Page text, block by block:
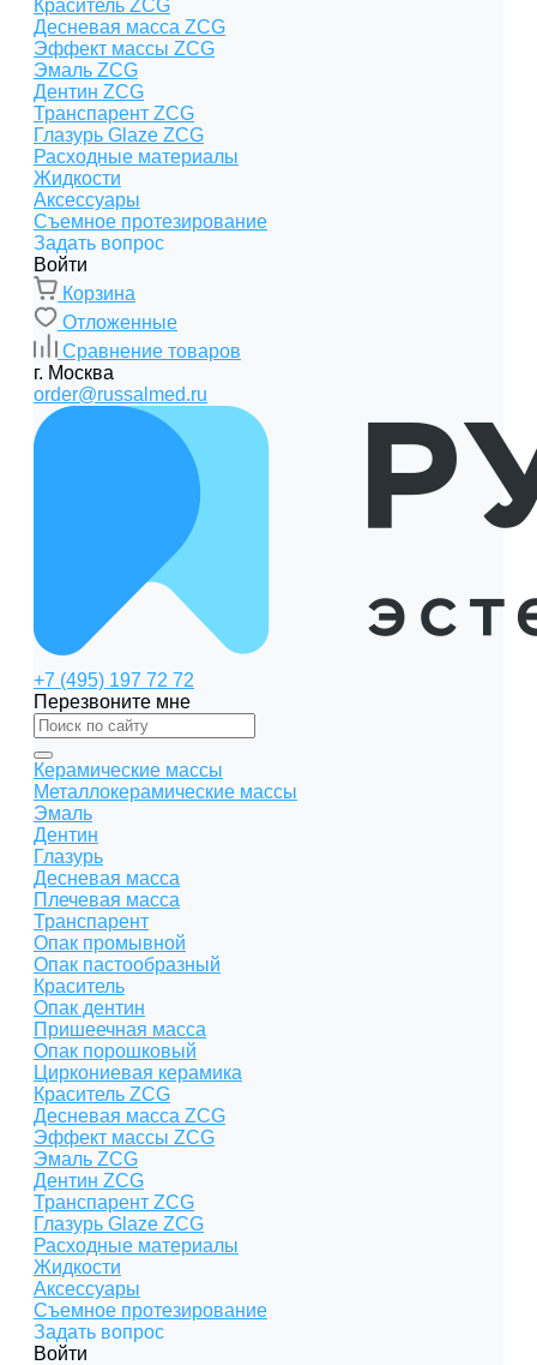
Краситель ZCG
Десневая масса ZCG
Эффект массы ZCG
Эмаль ZCG
Дентин ZCG
Транспарент ZCG
Глазурь Glaze ZCG
Расходные материалы
Жидкости
Аксессуары
Съемное протезирование
Задать вопрос
Войти
Корзина
Отложенные
Сравнение товаров
г. Москва
order@russalmed.ru
+7 (495) 197 72 72
Перезвоните мне
Керамические массы
Металлокерамические массы
Эмаль
Дентин
Глазурь
Десневая масса
Плечевая масса
Транспарент
Опак промывной
Опак пастообразный
Краситель
Опак дентин
Пришеечная масса
Опак порошковый
Циркониевая керамика
Краситель ZCG
Десневая масса ZCG
Эффект массы ZCG
Эмаль ZCG
Дентин ZCG
Транспарент ZCG
Глазурь Glaze ZCG
Расходные материалы
Жидкости
Аксессуары
Съемное протезирование
Задать вопрос
Войти